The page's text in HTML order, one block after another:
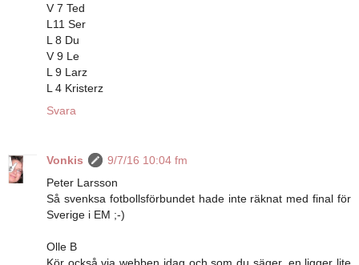
V 7 Ted
L11 Ser
L 8 Du
V 9 Le
L 9 Larz
L 4 Kristerz
Svara
Vonkis
9/7/16 10:04 fm
Peter Larsson
Så svenksa fotbollsförbundet hade inte räknat med final för
Sverige i EM ;-)
Olle B